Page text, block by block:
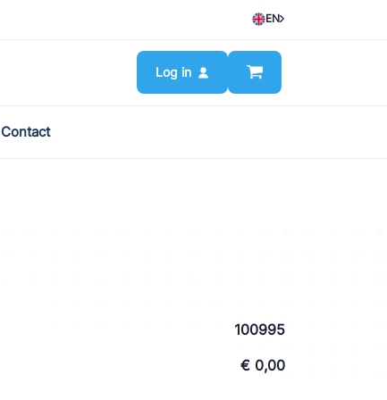
EN
Log in
Contact
100995
€ 0,00